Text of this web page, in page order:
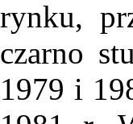
rynku,
czarno
1979 i